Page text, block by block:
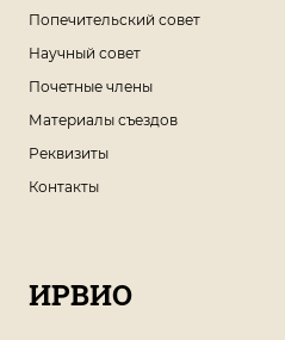
Попечительский совет
Научный совет
Почетные члены
Материалы съездов
Реквизиты
Контакты
ИРВИО